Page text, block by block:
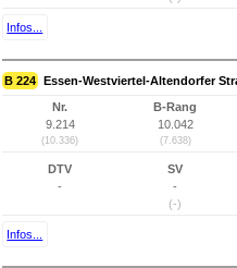
Infos...
B 224 Essen-Westviertel-Altendorfer
Nr.
9.214
(10.336)
B-Rang
10.042
(7.638)
DTV
-
SV
-
(-)
Infos...